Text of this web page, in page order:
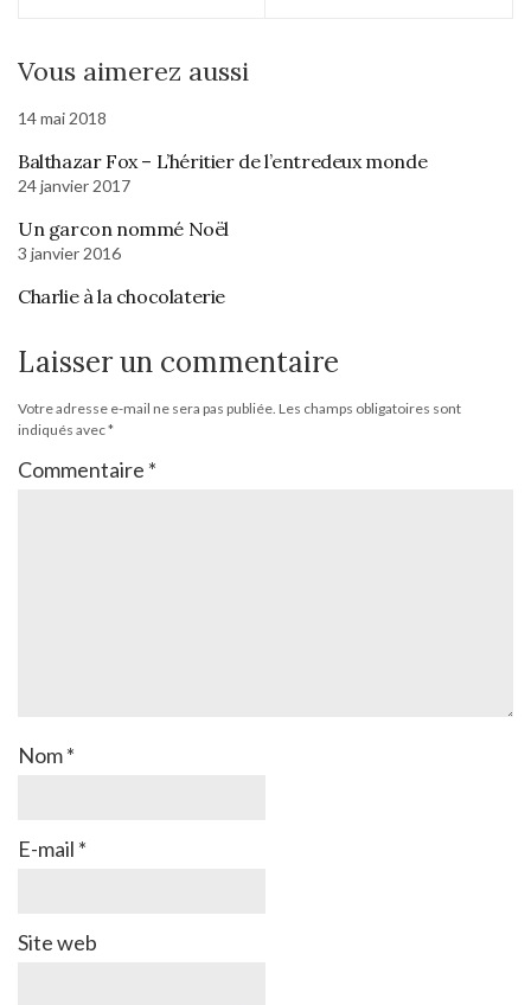
Vous aimerez aussi
14 mai 2018
Balthazar Fox – L’héritier de l’entredeux monde
24 janvier 2017
Un garcon nommé Noël
3 janvier 2016
Charlie à la chocolaterie
Laisser un commentaire
Votre adresse e-mail ne sera pas publiée. Les champs obligatoires sont
indiqués avec*
Commentaire *
Nom*
E-mail *
Site web